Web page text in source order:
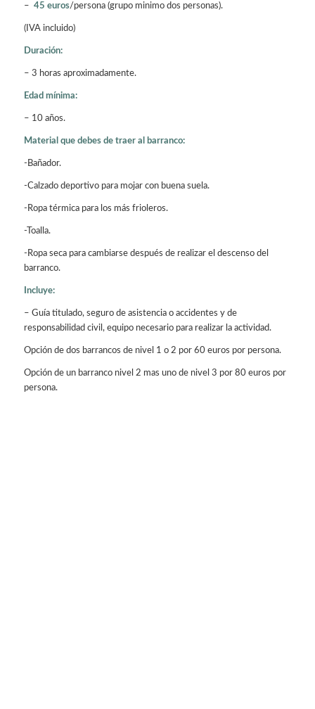
– 45 euros/persona (grupo minimo dos personas).
(IVA incluido)
Duración:
– 3 horas aproximadamente.
Edad mínima:
– 10 años.
Material que debes de traer al barranco:
-Bañador.
-Calzado deportivo para mojar con buena suela.
-Ropa térmica para los más frioleros.
-Toalla.
-Ropa seca para cambiarse después de realizar el descenso del
barranco.
Incluye:
– Guía titulado, seguro de asistencia o accidentes y de
responsabilidad civil, equipo necesario para realizar la actividad.
Opción de dos barrancos de nivel 1 o 2 por 60 euros por persona.
Opción de un barranco nivel 2 mas uno de nivel 3 por 80 euros por
persona.